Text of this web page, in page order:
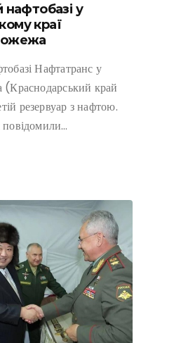
нафтобазі у
краї
Нафтатранс у
(Краснодарський край
резервуар з нафтою.